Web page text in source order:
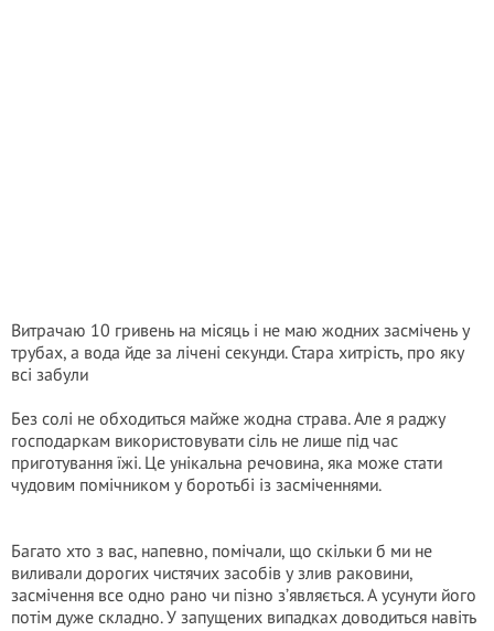
Витрачаю 10 гривень на місяць і не маю жодних засмічень у
трубах, а вода йде за лічені секунди. Стара хитрість, про яку
всі забули
Без солі не обходиться майже жодна страва. Але я раджу
господаркам використовувати сіль не лише під час
приготування їжі. Це унікальна речовина, яка може стати
чудовим помічником у боротьбі із засміченнями.
Багато хто з вас, напевно, помічали, що скільки б ми не
виливали дорогих чистячих засобів у злив раковини,
засмічення все одно рано чи пізно з’являється. А усунути його
потім дуже складно. У запущених випадках доводиться навіть